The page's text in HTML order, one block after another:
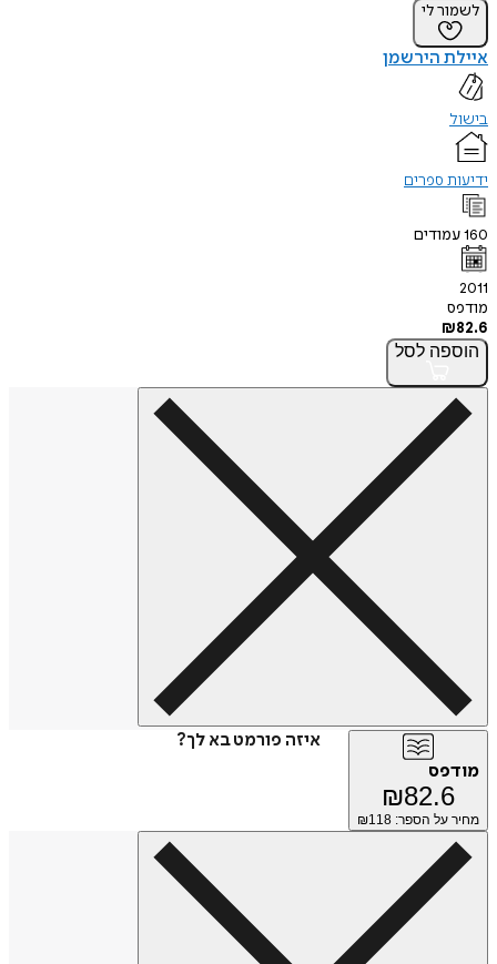
לשמור לי
איילת הירשמן
בישול
ידיעות ספרים
160עמודים
2011
מודפס
₪82.6
הוספה לסל
איזה פורמט בא לך?
מודפס
₪82.6
מחיר על הספר: ₪ 118